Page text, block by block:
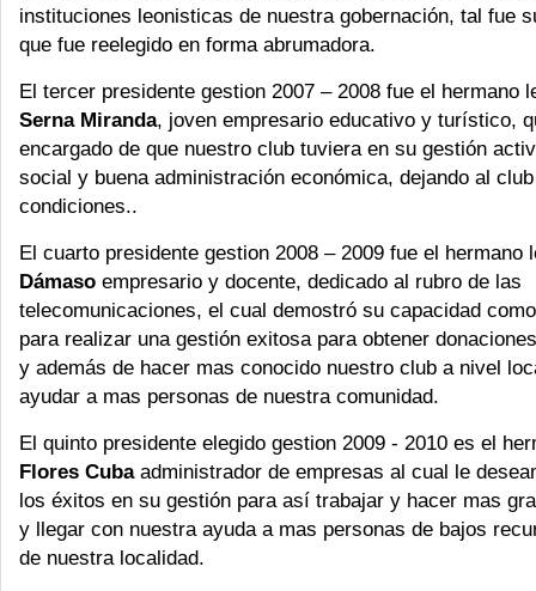
instituciones leonisticas de nuestra gobernación, tal fue
que fue reelegido en forma abrumadora.
El tercer presidente gestion 2007 – 2008 fue el hermano
Serna Miranda, joven empresario educativo y turístico,
encargado de que nuestro club tuviera en su gestión
social y buena administración económica, dejando al
condiciones..
El cuarto presidente gestion 2008 – 2009 fue el hermano
Dámaso empresario y docente, dedicado al rubro de las
telecomunicaciones, el cual demostró su capacidad
para realizar una gestión exitosa para obtener
y además de hacer mas conocido nuestro club a nivel
ayudar a mas personas de nuestra comunidad.
El quinto presidente elegido gestion 2009 - 2010 es el
Flores Cubaadministrador de empresas al cual le
los éxitos en su gestión para así trabajar y hacer mas
y llegar con nuestra ayuda a mas personas de bajos
de nuestra localidad.